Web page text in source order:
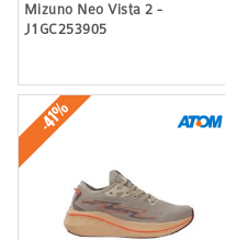
Mizuno Neo Vista 2 -
J1GC253905
-41%